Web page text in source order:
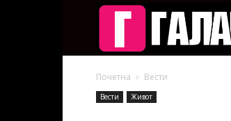
Почетна Вести
Вести Живот